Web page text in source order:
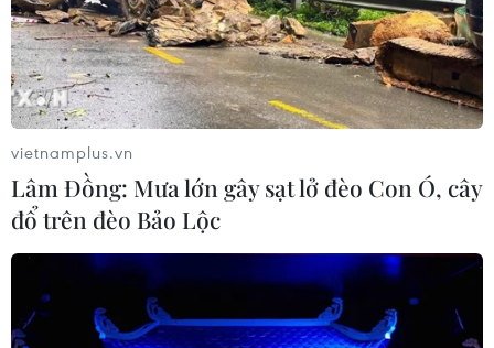
Bang New Hampshire sẽ tiến hành cuộc bầu cử sơ bộ
chọn lựa ứng cử viên đảng Dân chủ ra tranh cử Tổng
thống Mỹ nhiệm kỳ tới vào ngày 23/1/2024.
vietnamplus.vn
Lâm Đồng: Mưa lớn gây sạt lở đèo Con Ó, cây
đổ trên đèo Bảo Lộc